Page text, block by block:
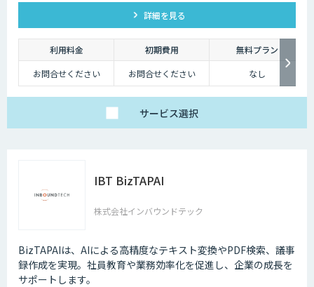
詳細を見る
利用料金 初期費用
無料プラン
お問合せください
お問合せください なし
サービス選択
IBT BizTAPAI
株式会社インバウンドテック
BizTAPAIは、AIによる高精度なテキスト変換やPDF検索、議事
録作成を実現。社員教育や業務効率化を促進し、企業の成長を
サポートします。